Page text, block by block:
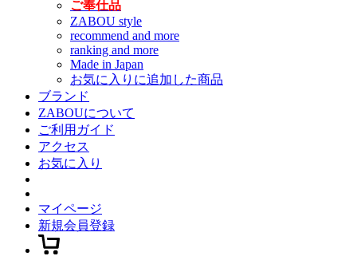
ご奉仕品
ZABOU style
recommend and more
ranking and more
Made in Japan
お気に入りに追加した商品
ブランド
ZABOUについて
ご利用ガイド
アクセス
お気に入り
マイページ
新規会員登録